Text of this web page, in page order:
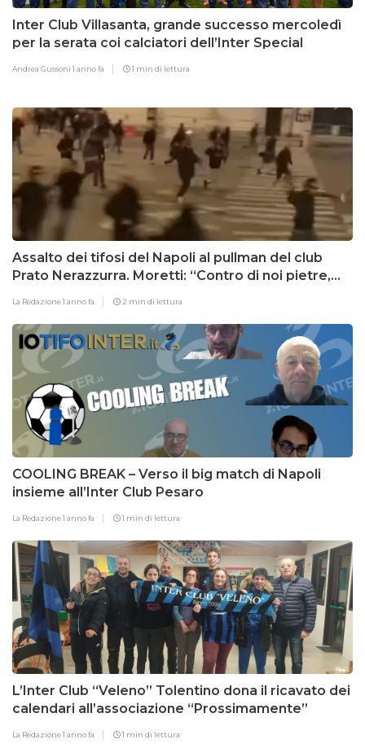
Inter Club Villasanta, grande successo mercoledì
per la serata coi calciatori dell’Inter Special
Andrea Gussoni1 anno fa 1 min di lettura
Assalto dei tifosi del Napoli al pullman del club
Prato Nerazzurra. Moretti: “Contro di noi pietre,
bottiglie e spranghe”
La Redazione1 anno fa 2 min di lettura
COOLING BREAK – Verso il big match di Napoli
insieme all’Inter Club Pesaro
La Redazione1 anno fa 1 min di lettura
L’Inter Club “Veleno” Tolentino dona il ricavato dei
calendari all’associazione “Prossimamente”
La Redazione1 anno fa 1 min di lettura